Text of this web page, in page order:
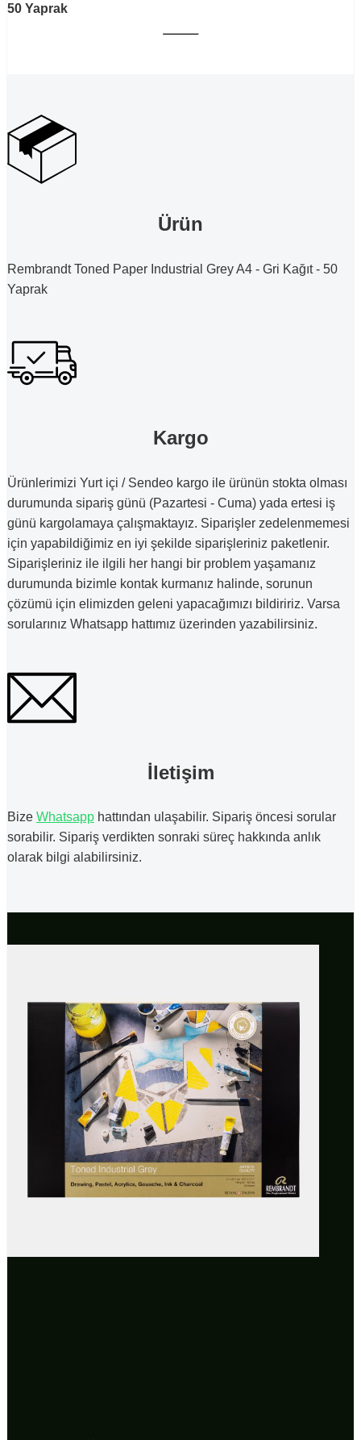
50 Yaprak
Ürün
Rembrandt Toned Paper Industrial Grey A4 - Gri Kağıt - 50
Yaprak
Kargo
Ürünlerimizi Yurt içi / Sendeo kargo ile ürünün stokta olması
durumunda sipariş günü (Pazartesi - Cuma) yada ertesi iş
günü kargolamaya çalışmaktayız. Siparişler zedelenmemesi
için yapabildiğimiz en iyi şekilde siparişleriniz paketlenir.
Siparişleriniz ile ilgili her hangi bir problem yaşamanız
durumunda bizimle kontak kurmanız halinde, sorunun
çözümü için elimizden geleni yapacağımızı bildiririz. Varsa
sorularınız Whatsapp hattımız üzerinden yazabilirsiniz.
İletişim
Bize Whatsapp hattından ulaşabilir. Sipariş öncesi sorular
sorabilir. Sipariş verdikten sonraki süreç hakkında anlık
olarak bilgi alabilirsiniz.